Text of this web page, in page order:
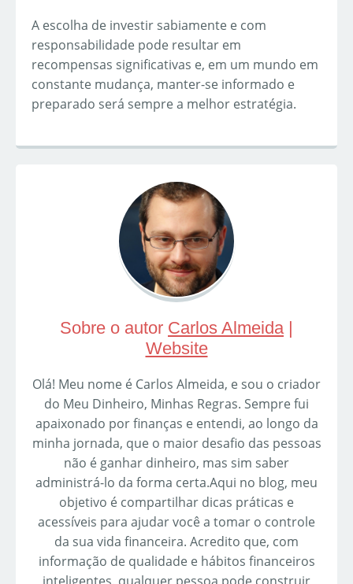
A escolha de investir sabiamente e com
responsabilidade pode resultar em
recompensas significativas e, em um mundo em
constante mudança, manter-se informado e
preparado será sempre a melhor estratégia.
Sobre o autor Carlos Almeida|
Website
Olá! Meu nome é Carlos Almeida, e sou o criador
do Meu Dinheiro, Minhas Regras. Sempre fui
apaixonado por finanças e entendi, ao longo da
minha jornada, que o maior desafio das pessoas
não é ganhar dinheiro, mas sim saber
administrá-lo da forma certa.Aqui no blog, meu
objetivo é compartilhar dicas práticas e
acessíveis para ajudar você a tomar o controle
da sua vida financeira. Acredito que, com
informação de qualidade e hábitos financeiros